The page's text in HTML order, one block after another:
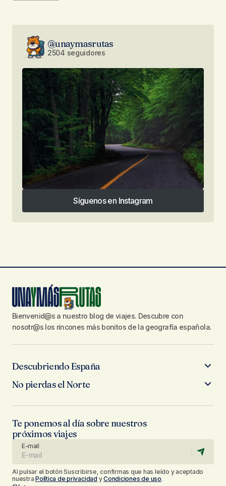
@unaymasrutas
2504 seguidores
Síguenos en Instagram
Síguenos en Instagram
Bienvenid@s a nuestro blog de viajes. Descubre con
nosotr@s los rincones más bonitos de la geografía española.
Descubriendo España
No pierdas el Norte
Te ponemos al día sobre nuestros
próximos viajes
E-mail
Al pulsar el botón Suscribirse, confirmas que has leído y aceptado
nuestraPolítica de privacidad yCondiciones de uso.